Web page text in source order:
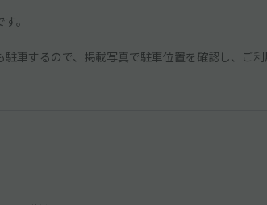
。
車するので、掲載写真で駐車位置を確認し、ご利